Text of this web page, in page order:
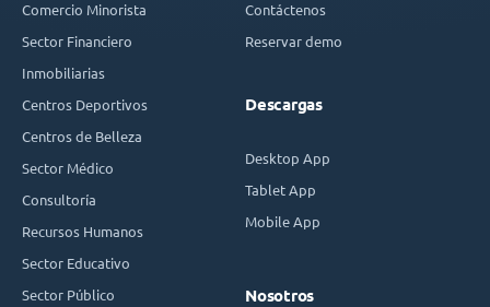
Comercio Minorista
Sector Financiero
Inmobiliarias
Centros Deportivos
Centros de Belleza
Sector Médico
Consultoría
Recursos Humanos
Sector Educativo
Sector Público
Contáctenos
Reservar demo
Descargas
Desktop App
Tablet App
Mobile App
Nosotros